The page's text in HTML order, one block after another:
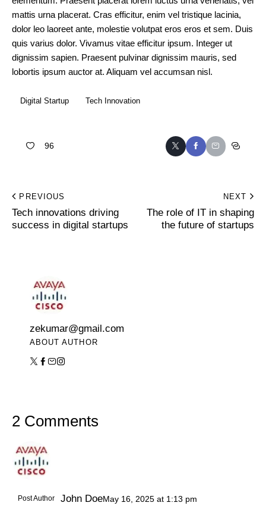
mattis urna placerat. Cras efficitur, enim vel tristique lacinia,
dolor leo laoreet ante, molestie volutpat eros eros et sem. Duis
quis varius dolor. Vivamus vitae efficitur ipsum. Integer ut
dignissim sapien. Praesent pulvinar dignissim mauris, sed
lobortis ipsum auctor at. Aliquam vel accumsan nisl.
Digital Startup Tech Innovation
96
PREVIOUS
Tech innovations driving
success in digital startups
NEXT
The role of IT in shaping
the future of startups
zekumar@gmail.com
ABOUT AUTHOR
2 Comments
Post Author John DoeMay 16, 2025 at 1:13 pm